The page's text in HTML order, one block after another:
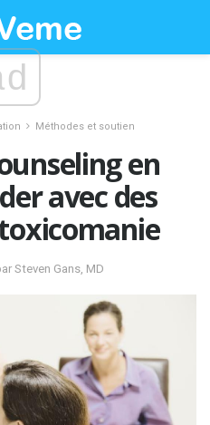
Méthodes et soutien
en
avec des
Steven Gans, MD